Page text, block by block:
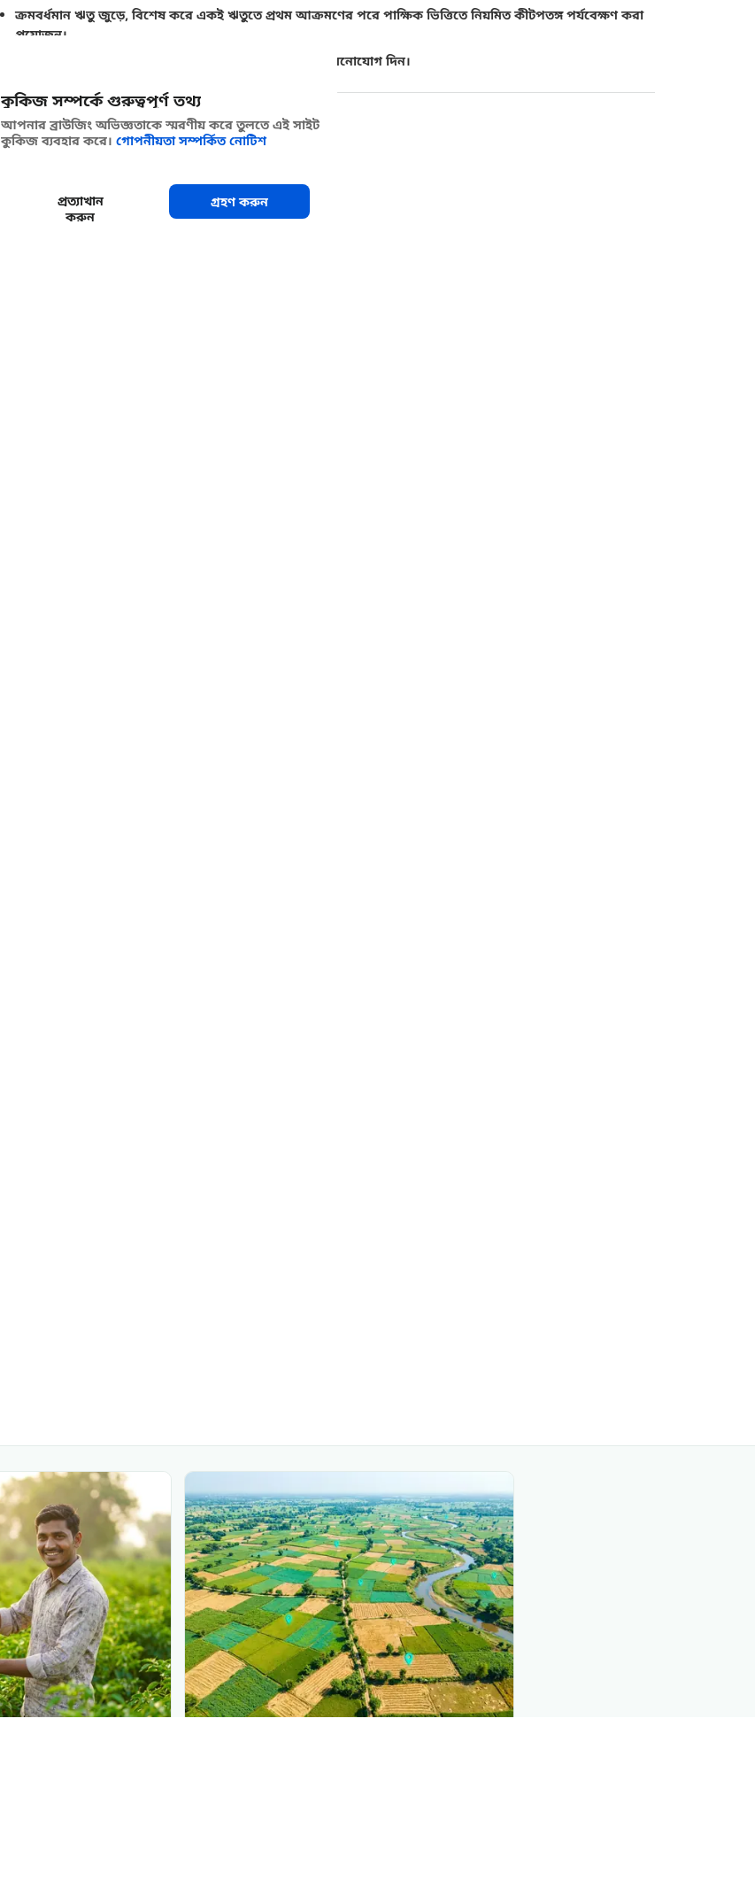
ক্রমবর্ধমান ঋতু জুড়ে, বিশেষ করে একই ঋতুতে প্রথম আক্রমণের পরে পাক্ষিক ভিত্তিতে নিয়মিত কীটপতঙ্গ পর্যবেক্ষণ করা
প্রয়োজন।
পোকার স্থানান্তর হতে পারে বলে বাগানের প্রান্ত বরাবর গভীর মনোযোগ দিন।
শেয়ার করুন
কুকিজ সম্পর্কে গুরুত্বপূর্ণ তথ্য
আপনার ব্রাউজিং অভিজ্ঞতাকে স্মরণীয় করে তুলতে এই সাইট
কুকিজ ব্যবহার করে। গোপনীয়তা সম্পর্কিত নোটিশ
প্রত্যাখান
করুন
গ্রহণ করুন